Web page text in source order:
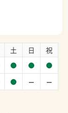
土 日 祝